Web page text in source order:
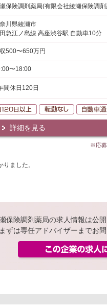
保険調剤薬局(有限会社綾瀬保険調
川県綾瀬市
急江ノ島線 高座渋谷駅 自動車10分
500〜650万円
〜18:00
間休日120日
年間休日120日以上
転勤なし
詳細を見る
※応募
ました。
保険調剤薬局の求人情報は公
まずは専任アドバイザーまでお